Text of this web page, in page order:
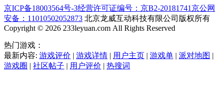
京ICP备18003564号-3经营许可证编号：京B2-20181741京公网
安备：11010502052873 北京龙威互动科技有限公司版权所有
Copyright © 2026 233leyuan.com All Rights Reserved
热门游戏：
最新内容: 游戏评价 | 游戏详情 | 用户主页 | 游戏单 | 派对地图 |
游戏圈 | 社区帖子 | 用户评价 | 热搜词